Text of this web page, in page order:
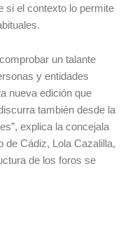
si el contexto lo permite
un talante
y entidades
nueva edición que
también desde la
explica la concejala
de Cádiz, Lola Cazalilla,
de los foros se